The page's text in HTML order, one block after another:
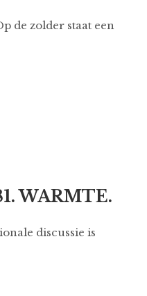
de zolder staat een
WARMTE.
discussie is